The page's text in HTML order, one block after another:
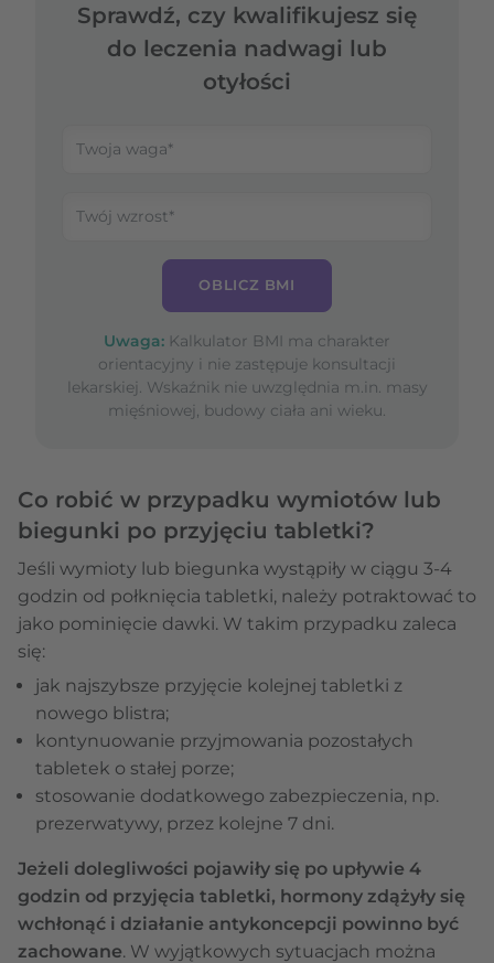
Sprawdź, czy kwalifikujesz się
do leczenia nadwagi lub
otyłości
OBLICZ BMI
Uwaga: Kalkulator BMI ma charakter
orientacyjny i nie zastępuje konsultacji
lekarskiej. Wskaźnik nie uwzględnia m.in. masy
mięśniowej, budowy ciała ani wieku.
Co robić w przypadku wymiotów lub
biegunki po przyjęciu tabletki?
Jeśli wymioty lub biegunka wystąpiły w ciągu 3-4
godzin od połknięcia tabletki, należy potraktować to
jako pominięcie dawki. W takim przypadku zaleca
się:
jak najszybsze przyjęcie kolejnej tabletki z
nowego blistra;
kontynuowanie przyjmowania pozostałych
tabletek o stałej porze;
stosowanie dodatkowego zabezpieczenia, np.
prezerwatywy, przez kolejne 7 dni.
Jeżeli dolegliwości pojawiły się po upływie 4
godzin od przyjęcia tabletki, hormony zdążyły się
wchłonąć i działanie antykoncepcji powinno być
zachowane. W wyjątkowych sytuacjach można